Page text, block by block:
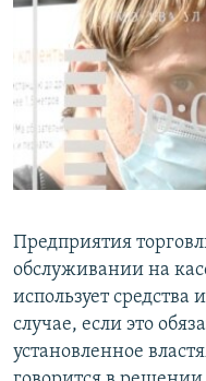
РАСПИСАНИЕ
ПОДПИШИТЕСЬ НА
СОЦИАЛЬНЫЕ СЕТИ
Все сайты РСЕ/РС
Предприятия
обслуживании на
использует
случае, если это
установленное